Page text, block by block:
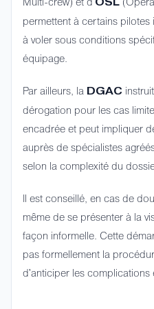
permettent à certains
à voler sous conditions
équipage.
Par ailleurs, la DGAC
dérogation pour les cas
encadrée et peut impliquer
auprès de spécialistes
selon la complexité du
Il est conseillé, en cas de
même de se présenter à la
façon informelle. Cette
pas formellement la
d'anticiper les complications